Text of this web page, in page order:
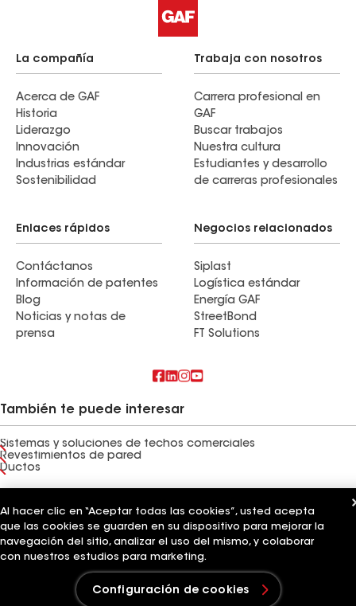
La compañía
Acerca de GAF
Historia
Liderazgo
Innovación
Industrias estándar
Sostenibilidad
Trabaja con nosotros
Carrera profesional en
GAF
Buscar trabajos
Nuestra cultura
Estudiantes y desarrollo
de carreras profesionales
Enlaces rápidos
Contáctanos
Información de patentes
Blog
Noticias y notas de
prensa
Negocios relacionados
Siplast
Logística estándar
Energía GAF
StreetBond
FT Solutions
También te puede interesar
Sistemas y soluciones de techos comerciales
Revestimientos de pared
Ductos
Aviso para los solicitantes Código de conducta para proveedores
Línea directa de ética
Tus opciones de privacidad
Configuración de cookies
©2026 GAF Materials LLC
Al hacer clic en “Aceptar todas las cookies”, usted acepta
que las cookies se guarden en su dispositivo para mejorar la
navegación del sitio, analizar el uso del mismo, y colaborar
con nuestros estudios para marketing.
Configuración de cookies